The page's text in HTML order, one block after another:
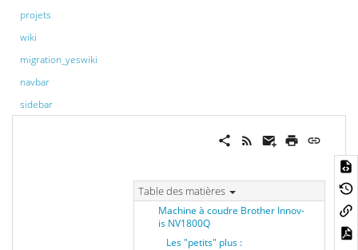
projets
wiki
migration_yeswiki
navbar
sidebar
Table des matières
Machine à coudre Brother Innov-
is NV1800Q
Les "petits" plus :